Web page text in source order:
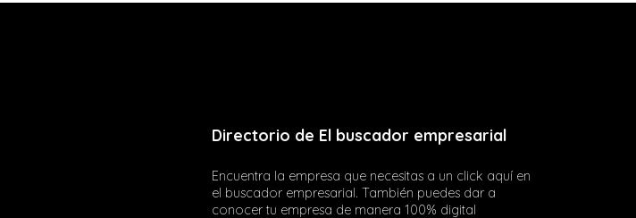
Directorio de El buscador empresarial
Encuentra la empresa que necesitas a un click aquí en
el buscador empresarial. También puedes dar a
conocer tu empresa de manera 100% digital